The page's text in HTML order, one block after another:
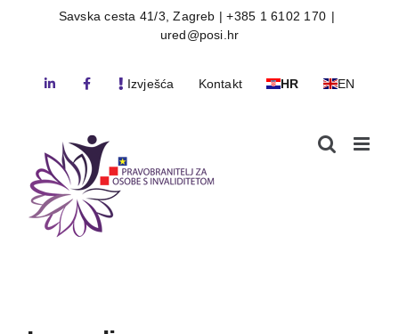
Savska cesta 41/3, Zagreb | +385 1 6102 170 |
ured@posi.hr
Izvješća Kontakt HR EN